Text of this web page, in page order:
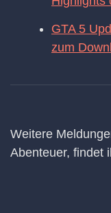
GTA 5
zum
Weitere
Abenteuer, findet